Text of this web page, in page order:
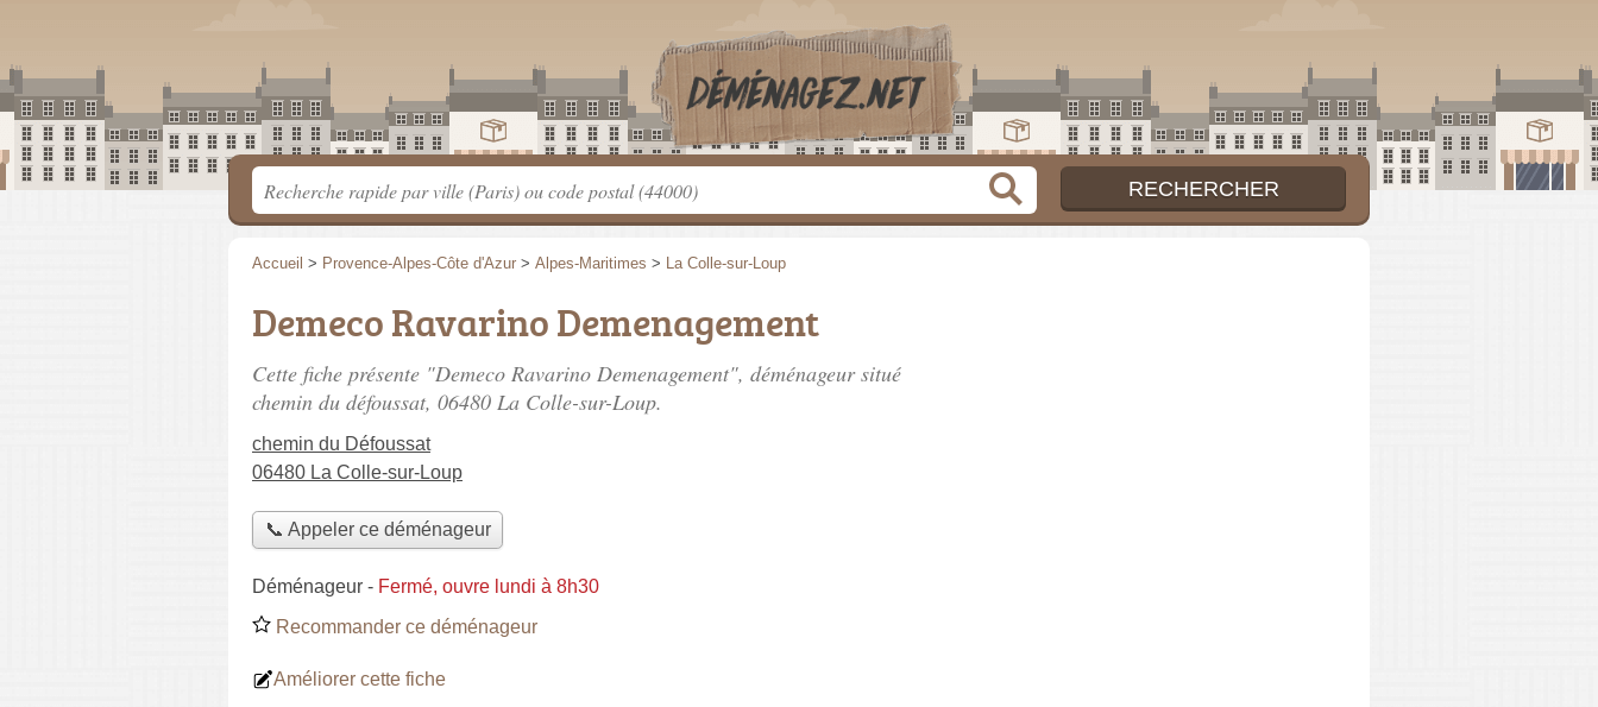
Accueil > Provence-Alpes-Côte d'Azur > Alpes-Maritimes > La Colle-sur-Loup
Demeco Ravarino Demenagement
Cette fiche présente "Demeco Ravarino Demenagement", déménageur situé
chemin du défoussat, 06480 La Colle-sur-Loup.
chemin du Défoussat
06480 La Colle-sur-Loup
📞 Appeler ce déménageur
Déménageur - Fermé, ouvre lundi à 8h30
Recommander ce déménageur
Améliorer cette fiche